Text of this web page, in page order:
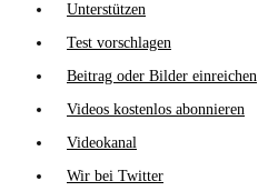
Unterstützen
Test vorschlagen
Beitrag oder Bilder einreichen
Videos kostenlos abonnieren
Videokanal
Wir bei Twitter